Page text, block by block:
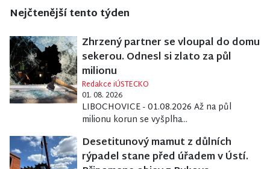
Nejčtenější tento týden
Zhrzený partner se vloupal do domu
sekerou. Odnesl si zlato za půl
milionu
Redakce iÚSTECKO
01. 08. 2026
LIBOCHOVICE - 01.08.2026 Až na půl
milionu korun se vyšplha...
Desetitunový mamut z důlních
rýpadel stane před úřadem v Ústí.